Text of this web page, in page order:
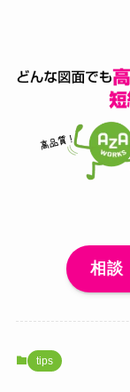
相談
tips